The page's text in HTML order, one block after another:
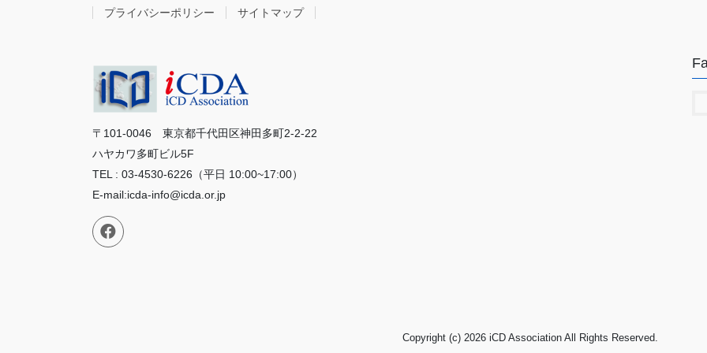
プライバシーポリシー サイトマップ
〒101-0046 東京都千代田区神田多町2-2-22
ハヤカワ多町ビル5F
TEL : 03-4530-6226（平日 10:00~17:00）
E-mail:icda-info@icda.or.jp
Copyright (c) 2026 iCD Association All Rights Reserved.